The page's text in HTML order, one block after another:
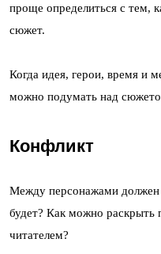
проще определиться с тем,
сюжет.
Когда идея, герои, время и
можно подумать над
Конфликт
Между персонажами должен
будет? Как можно раскрыть
читателем?